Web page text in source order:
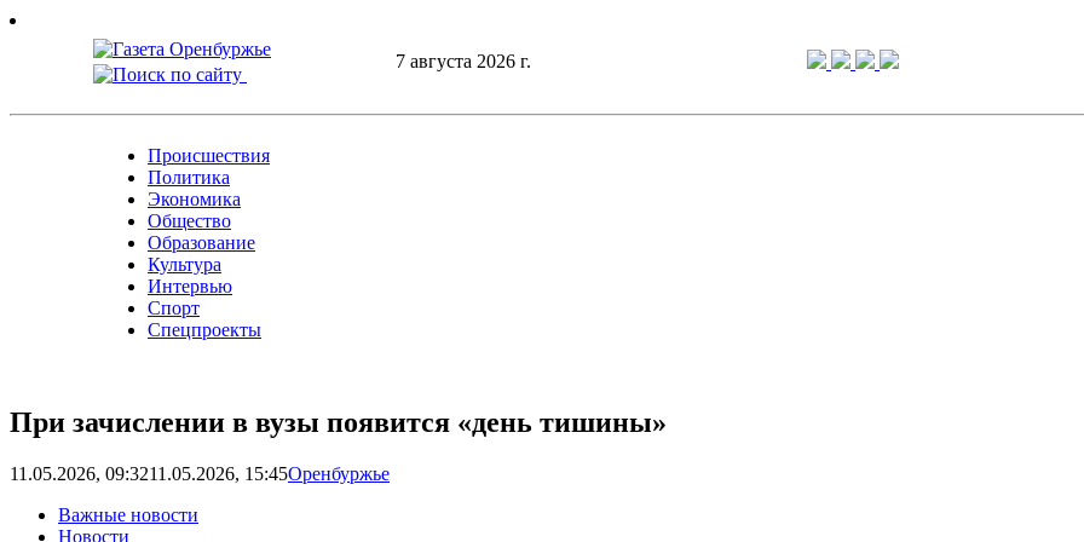
Skip
7 августа 2026 г.
Происшествия
Политика
Экономика
Общество
Образование
Культура
Интервью
Спорт
Спецпроекты
При зачислении в вузы появится «день тишины»
11.05.2026, 09:3211.05.2026, 15:45Оренбуржье
Важные новости
Новости